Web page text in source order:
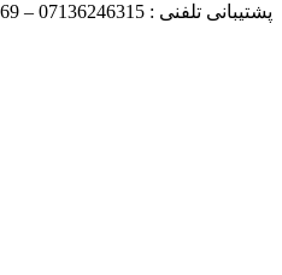
پشتیبانی تلفنی : 07136246315 – 09175020069